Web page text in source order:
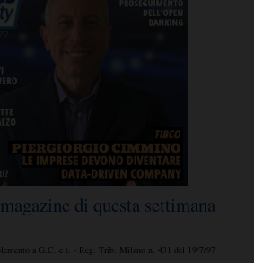
di questa settimana
a G.C. e t. - Reg. Trib. Milano n. 431 del 19/7/97